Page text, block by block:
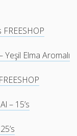
Elma Aromalı
– 15’s